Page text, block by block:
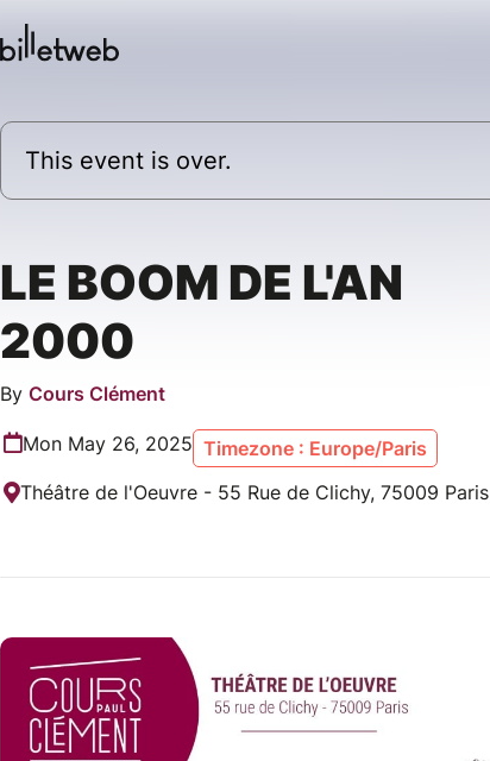
This event is over.
LE BOOM DE L'AN
2000
By Cours Clément
Mon May 26, 2025 Timezone : Europe/Paris
Théâtre de l'Oeuvre - 55 Rue de Clichy, 75009 Paris